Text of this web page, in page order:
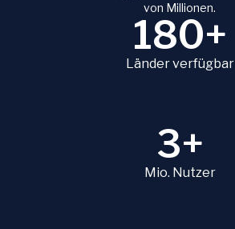
von Millionen.
180+
Länder verfügbar
3+
Mio. Nutzer